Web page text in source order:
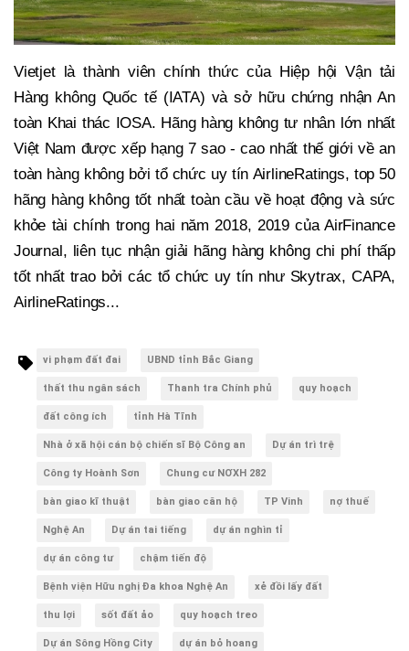
Vietjet là thành viên chính thức của Hiệp hội Vận tải
Hàng không Quốc tế (IATA) và sở hữu chứng nhận An
toàn Khai thác IOSA. Hãng hàng không tư nhân lớn nhất
Việt Nam được xếp hạng 7 sao - cao nhất thế giới về an
toàn hàng không bởi tổ chức uy tín AirlineRatings, top 50
hãng hàng không tốt nhất toàn cầu về hoạt động và sức
khỏe tài chính trong hai năm 2018, 2019 của AirFinance
Journal, liên tục nhận giải hãng hàng không chi phí thấp
tốt nhất trao bởi các tổ chức uy tín như Skytrax, CAPA,
AirlineRatings...
vi phạm đất đai UBND tỉnh Bắc Giang
thất thu ngân sách Thanh tra Chính phủ quy hoạch
đất công ích tỉnh Hà Tĩnh
Nhà ở xã hội cán bộ chiến sĩ Bộ Công an Dự án trì trệ
Công ty Hoành Sơn Chung cư NƠXH 282
bàn giao kĩ thuật bàn giao căn hộ TP Vinh nợ thuế
Nghệ An Dự án tai tiếng dự án nghìn tỉ
dự án công tư chậm tiến độ
Bệnh viện Hữu nghị Đa khoa Nghệ An xẻ đồi lấy đất
thu lợi sốt đất ảo quy hoạch treo
Dự án Sông Hồng City dự án bỏ hoang